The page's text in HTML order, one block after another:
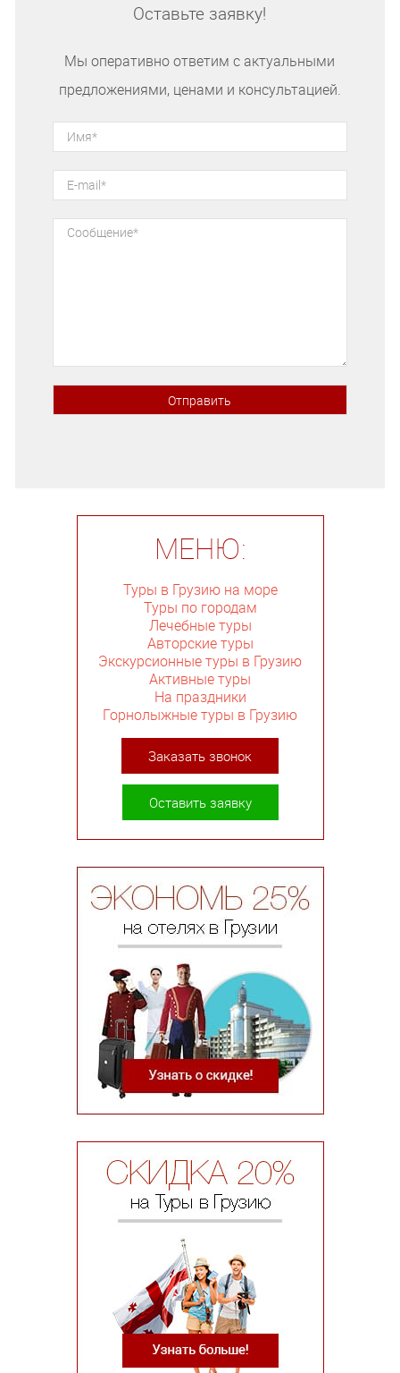
Оставьте заявку!
Мы оперативно ответим с актуальными
предложениями, ценами и консультацией.
МЕНЮ:
Туры в Грузию на море
Туры по городам
Лечебные туры
Авторские туры
Экскурсионные туры в Грузию
Активные туры
На праздники
Горнолыжные туры в Грузию
Заказать звонок
Оставить заявку